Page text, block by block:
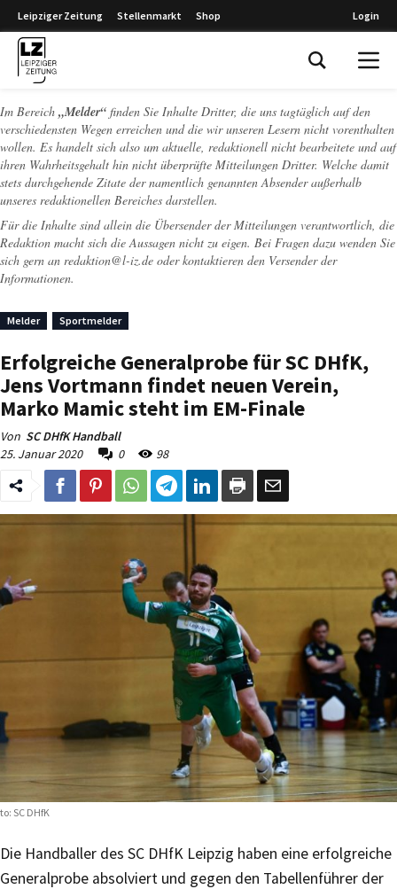
Leipziger Zeitung Stellenmarkt Shop Login
Im Bereich „Melder“ finden Sie Inhalte Dritter, die uns tagtäglich auf den
verschiedensten Wegen erreichen und die wir unseren Lesern nicht vorenthalten
wollen. Es handelt sich also um aktuelle, redaktionell nicht bearbeitete und auf
ihren Wahrheitsgehalt hin nicht überprüfte Mitteilungen Dritter. Welche damit
stets durchgehende Zitate der namentlich genannten Absender außerhalb
unseres redaktionellen Bereiches darstellen.
Für die Inhalte sind allein die Übersender der Mitteilungen verantwortlich, die
Redaktion macht sich die Aussagen nicht zu eigen. Bei Fragen dazu wenden Sie
sich gern an redaktion@l-iz.de oder kontaktieren den Versender der
Informationen.
Melder Sportmelder
Erfolgreiche Generalprobe für SC DHfK,
Jens Vortmann findet neuen Verein,
Marko Mamic steht im EM-Finale
Von SC DHfK Handball
25. Januar 2020
0 98
SC DHfK
Die Handballer des SC DHfK Leipzig haben eine erfolgreiche
Generalprobe absolviert und gegen den Tabellenführer der